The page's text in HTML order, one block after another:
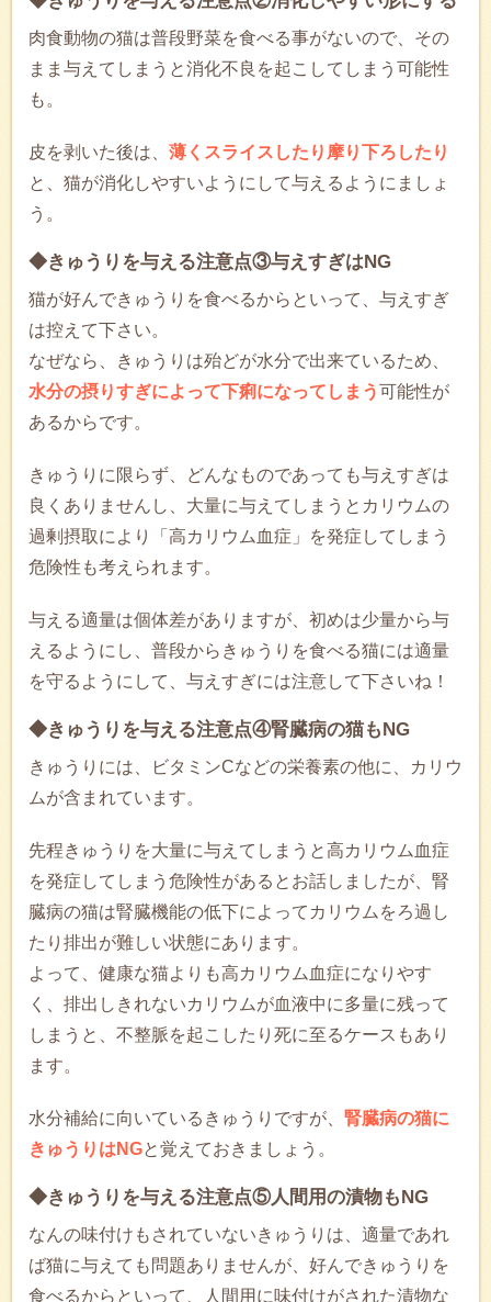
肉食動物の猫は普段野菜を食べる事がないので、その
まま与えてしまうと消化不良を起こしてしまう可能性
も。
皮を剥いた後は、 薄くスライスしたり摩り下ろしたり
と、猫が消化しやすいようにして与えるようにましょ
う。
◆きゅうりを与える注意点③与えすぎはNG
猫が好んできゅうりを食べるからといって、与えすぎ
は控えて下さい。
なぜなら、きゅうりは殆どが水分で出来ているため、
水分の摂りすぎによって下痢になってしまう可能性が
あるからです。
きゅうりに限らず、どんなものであっても与えすぎは
良くありませんし、大量に与えてしまうとカリウムの
過剰摂取により「高カリウム血症」を発症してしまう
危険性も考えられます。
与える適量は個体差がありますが、初めは少量から与
えるようにし、普段からきゅうりを食べる猫には適量
を守るようにして、与えすぎには注意して下さいね！
◆きゅうりを与える注意点④腎臓病の猫もNG
きゅうりには、ビタミンCなどの栄養素の他に、カリウ
ムが含まれています。
先程きゅうりを大量に与えてしまうと高カリウム血症
を発症してしまう危険性があるとお話しましたが、腎
臓病の猫は腎臓機能の低下によってカリウムをろ過し
たり排出が難しい状態にあります。
よって、健康な猫よりも高カリウム血症になりやす
く、排出しきれないカリウムが血液中に多量に残って
しまうと、不整脈を起こしたり死に至るケースもあり
ます。
水分補給に向いているきゅうりですが、 腎臓病の猫に
きゅうりはNGと覚えておきましょう。
◆きゅうりを与える注意点⑤人間用の漬物もNG
なんの味付けもされていないきゅうりは、適量であれ
ば猫に与えても問題ありませんが、好んできゅうりを
食べるからといって、人間用に味付けがされた漬物な